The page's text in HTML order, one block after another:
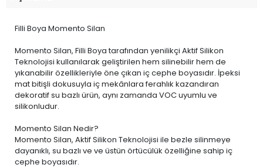
Filli Boya Momento Silan
Momento Silan, Filli Boya tarafından yenilikçi Aktif Silikon
Teknolojisi kullanılarak geliştirilen hem silinebilir hem de
yıkanabilir özellikleriyle öne çıkan iç cephe boyasıdır. İpeksi
mat bitişli dokusuyla iç mekânlara ferahlık kazandıran
dekoratif su bazlı ürün, aynı zamanda VOC uyumlu ve
silikonludur.
Momento Silan Nedir?
Momento Silan, Aktif Silikon Teknolojisi ile bezle silinmeye
dayanıklı, su bazlı ve ve üstün örtücülük özelliğine sahip iç
cephe boyasıdır.